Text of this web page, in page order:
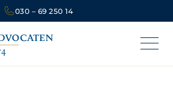
030 – 69 250 14